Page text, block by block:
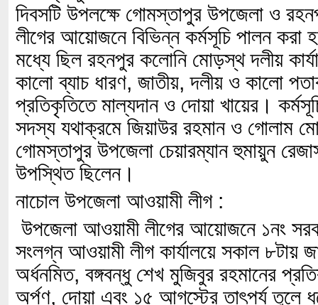
দিবসটি উপলক্ষে গোমস্তাপুর উপজেলা ও
লীগের আয়োজনে বিভিন্ন কর্মসূচি পালন করা
মধ্যে ছিল রহনপুর কলোনি মোড়স্থ দলীয়
কালো ব্যাচ ধারণ, জাতীয়, দলীয় ও কালো
প্রতিকৃতিতে মাল্যদান ও দোয়া খায়ের।
সদস্য যথাক্রমে জিয়াউর রহমান ও গোলাম
গোমস্তাপুর উপজেলা চেয়ারম্যান হুমায়ুন
উপস্থিত ছিলেন।
নাচোল উপজেলা আওয়ামী লীগ :
উপজেলা আওয়ামী লীগের আয়োজনে ১নং
সংলগ্ন আওয়ামী লীগ কার্যালয়ে সকাল ৮টায়
অর্ধনমিত, বঙ্গবন্ধু শেখ মুজিবুর রহমানের
অর্পণ, দোয়া এবং ১৫ আগস্টের তাৎপর্য তুলে